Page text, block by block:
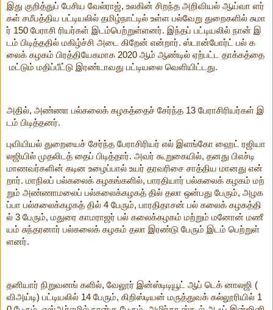
இது குறித்துப் பேசிய வேல்ராஜ், உலகின் சிறந்த அறிவியல் ஆய்வா ளர்
கள் சமீபத்திய பட்டியலில் தமிழ்நாட்டில் உள்ள பல்வேறு துறைகளில் சுமா
ர் 150 பேராசி ரியர்கள் இடம்பெற்றுள்ளனர். இந்தப் பட்டியலில் நான் இ
டம் பிடித்ததில் மகிழ்ச்சி அடை கிறேன் என்றார். ஸ்டான்போர்ட் பல் க
லைக் கழகம் பிரத்தியேகமாக 2020 ஆம் ஆண்டில் ஏற்பட்ட தாக்கத்தை
மட்டும் மதிப்பீட்டு இரண்டாவது பட்டியலை வெளியிட்டது.
அதில், அண்ணா பல்கலைக் கழகத்தைச் சேர்ந்த 13 பேராசிரியர்கள் இ
டம் பிடித்தனர்.
புவியியல் துறையைச் சேர்ந்த பேராசிரியர் எல் இளங்கோ ஹைட் ரஜியா
லஜியில் முதலிடத் தைப் பிடித்தார். அவர் கூறுகையில், தனது பிஎச்டி
மாணவர்களின் கடின உழைப்பால் உயர் தரவரிசை சாத்திய மானது என்
றார். மாநிலப் பல்கலைக் கழகங்களில், பாரதியார் பல்கலைக் கழகம் மற்
றும் அண்ணாமலைப் பல்கலைக்கழகத் தில் தலா ஒன்பது பேரும், அழக
ப்பா பல்கலைக்கழகத் தில் 4 பேரும், பாரதிதாசன் பல் கலைக் கழகத்தி
ல் 3 பேரும், மதுரை காமராஜர் பல் கலைக்கழகம் மற்றும் மனோன் மணீ
யம் சுந்தரனார் பல்கலைக் கழகம் தலா இரண்டு பேரும் இடம் பெற்றுள்
ளனர்.
தனியார் நிறுவனங் களில், வேலூர் இன்ஸ்டிடியூட் ஆப் டெக் னாலஜி (
விஅய்டி) பட்டியலில் 14 பேரும், கிறிஸ்டியன் மருத்துவக் கல்லூரியில் 1